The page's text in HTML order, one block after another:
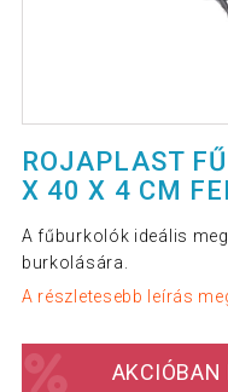
ROJAPLAST
X 40 X 4 CM
A fűburkolók ideális
burkolására.
A részletesebb leírás
AKCIÓBAN